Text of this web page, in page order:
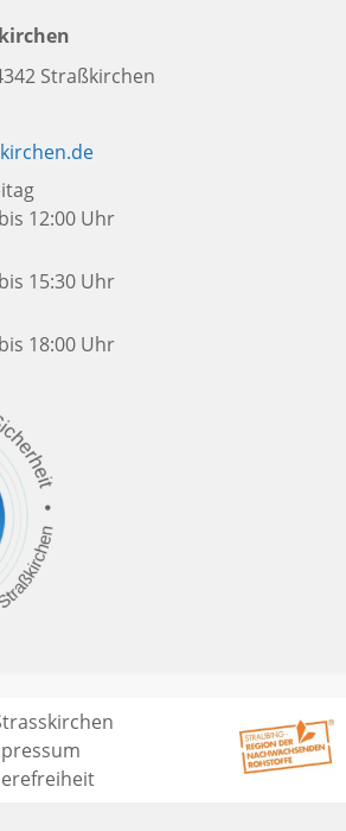
Straßkirchen
12:00 Uhr
15:30 Uhr
18:00 Uhr